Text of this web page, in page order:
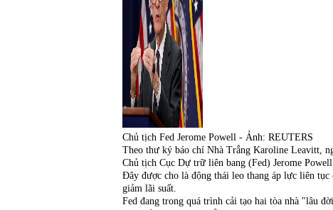
Chủ tịch Fed Jerome Powell - Ảnh: REUTERS
Theo thư ký báo chí Nhà Trắng Karoline Leavitt,
Chủ tịch Cục Dự trữ liên bang (Fed) Jerome
Đây được cho là động thái leo thang áp lực liên
giảm lãi suất.
Fed đang trong quá trình cải tạo hai tòa nhà "lâu